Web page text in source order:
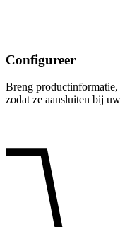
Configureer
Breng
zodat ze aansluiten bij